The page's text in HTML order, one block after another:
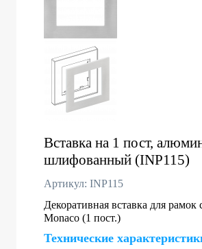
Вставка на 1 пост,
шлифованный (INP115)
Артикул: INP115
Декоративная вставка для рамок
Monaco (1 пост.)
Технические